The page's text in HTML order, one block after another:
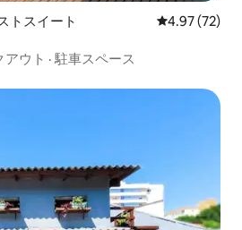
トスイート レビュー72
4.97 (72)
ウト ·駐車スペース